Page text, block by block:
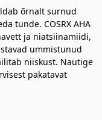
õrnalt surnud
tunde. COSRX AHA
ja niatsiinamiidi,
ummistunud
niiskust. Nautige
pakatavat